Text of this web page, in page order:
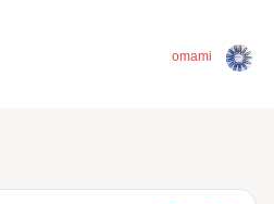
omami